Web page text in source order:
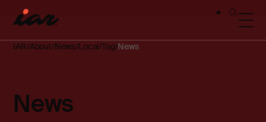
IAR About News Local Tag News
News